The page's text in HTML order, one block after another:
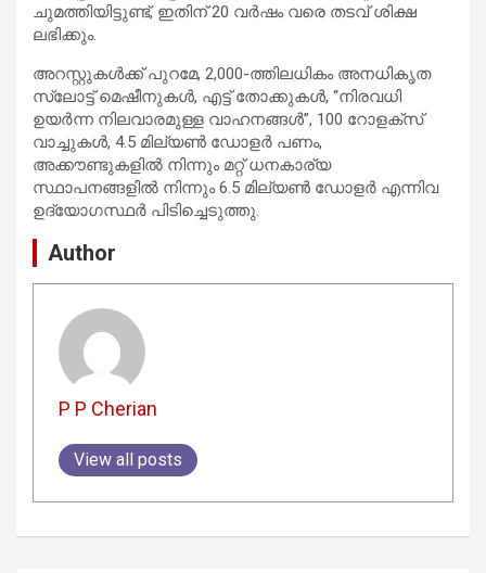
ചുമത്തിയിട്ടുണ്ട്, ഇതിന് 20 വർഷം വരെ തടവ് ശിക്ഷ
ലഭിക്കും.
അറസ്റ്റുകൾക്ക് പുറമേ, 2,000-ത്തിലധികം അനധികൃത
സ്ലോട്ട് മെഷീനുകൾ, എട്ട് തോക്കുകൾ, “നിരവധി
ഉയർന്ന നിലവാരമുള്ള വാഹനങ്ങൾ”, 100 റോളക്സ്
വാച്ചുകൾ, 4.5 മില്യൺ ഡോളർ പണം,
അക്കൗണ്ടുകളിൽ നിന്നും മറ്റ് ധനകാര്യ
സ്ഥാപനങ്ങളിൽ നിന്നും 6.5 മില്യൺ ഡോളർ എന്നിവ
ഉദ്യോഗസ്ഥർ പിടിച്ചെടുത്തു.
Author
P P Cherian
View all posts